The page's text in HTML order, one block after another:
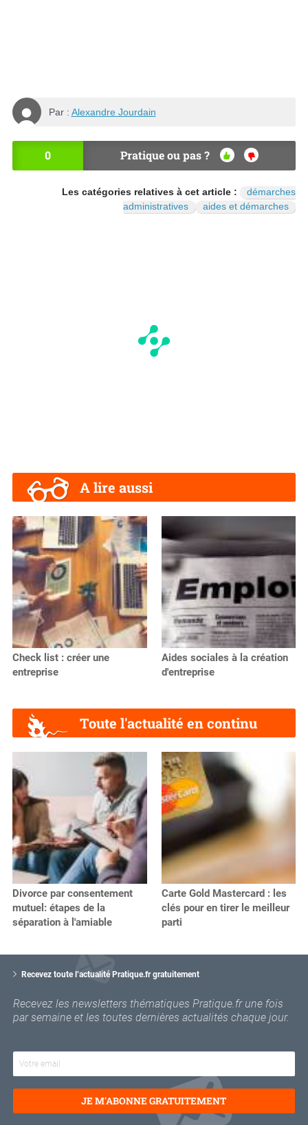
Par : Alexandre Jourdain
0 Pratique ou pas ?
OU
NO
N
Les catégories relatives à cet article :
démarches
administratives
aides et démarches
A lire aussi
Check list : créer une
entreprise
Aides sociales à la création
d'entreprise
Toute l'actualité en continu
Divorce par consentement
mutuel: étapes de la
séparation à l'amiable
Carte Gold Mastercard : les
clés pour en tirer le meilleur
parti
Recevez toute l’actualité Pratique.fr gratuitement
Recevez les newsletters thématiques Pratique.fr une fois
par semaine et les toutes dernières actualités chaque jour.
o
r
e
e
JE M'ABONNE GRATUITEMENT